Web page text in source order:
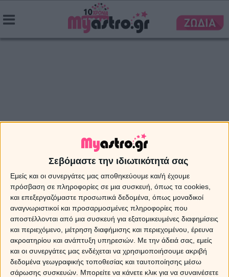
Σεβόμαστε την ιδιωτικότητά σας
Εμείς και οι συνεργάτες μας αποθηκεύουμε και/ή έχουμε
πρόσβαση σε πληροφορίες σε μια συσκευή, όπως τα cookies,
και επεξεργαζόμαστε προσωπικά δεδομένα, όπως μοναδικοί
αναγνωριστικοί και προσαρμοσμένες πληροφορίες που
αποστέλλονται από μια συσκευή για εξατομικευμένες διαφημίσεις
και περιεχόμενο, μέτρηση διαφήμισης και περιεχομένου, έρευνα
ακροατηρίου και ανάπτυξη υπηρεσιών. Με την άδειά σας, εμείς
και οι συνεργάτες μας ενδέχεται να χρησιμοποιήσουμε ακριβή
δεδομένα γεωγραφικής τοποθεσίας και ταυτοποίησης μέσω
σάρωσης συσκευών. Μπορείτε να κάνετε κλικ για να συναινέσετε
Η Λίλιθ στους Ιχθείς
Myastro